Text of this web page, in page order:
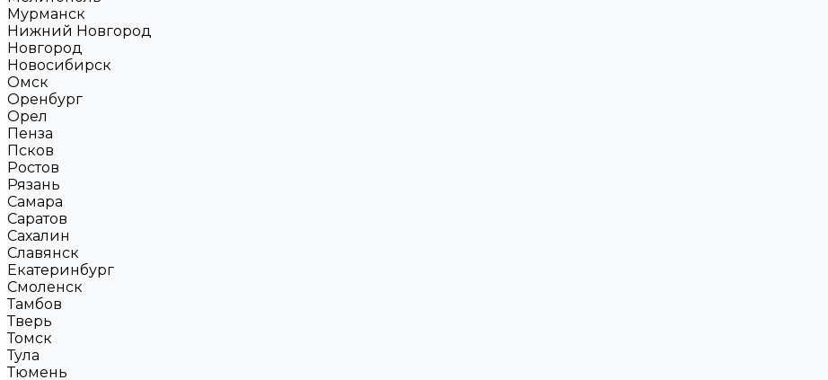
Мурманск
Нижний Новгород
Новгород
Новосибирск
Омск
Оренбург
Орел
Пенза
Псков
Ростов
Рязань
Самара
Саратов
Сахалин
Славянск
Екатеринбург
Смоленск
Тамбов
Тверь
Томск
Тула
Тюмень